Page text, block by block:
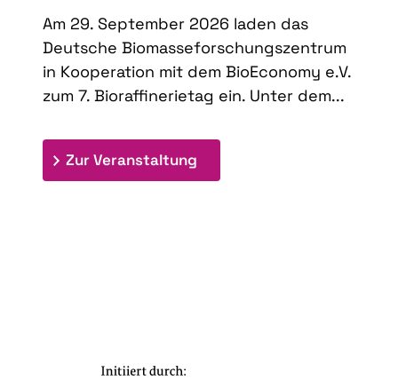
Am 29. September 2026 laden das
Deutsche Biomasseforschungszentrum
in Kooperation mit dem BioEconomy e.V.
zum 7. Bioraffinerietag ein. Unter dem...
Zur Veranstaltung